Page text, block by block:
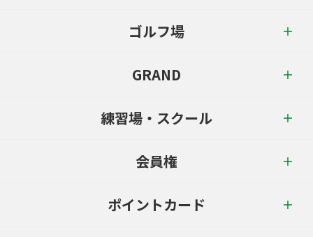
ゴルフ場
GRAND
練習場・スクール
会員権
ポイントカード